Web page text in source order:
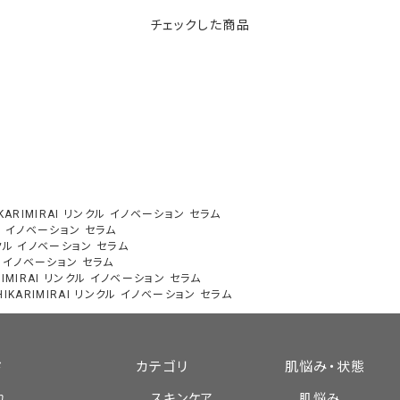
リンクル イノベーション セラム
ノベーション セラム
イノベーション セラム
ノベーション セラム
リンクル イノベーション セラム
リンクル イノベーション セラム
カテゴリ 肌悩み・状態